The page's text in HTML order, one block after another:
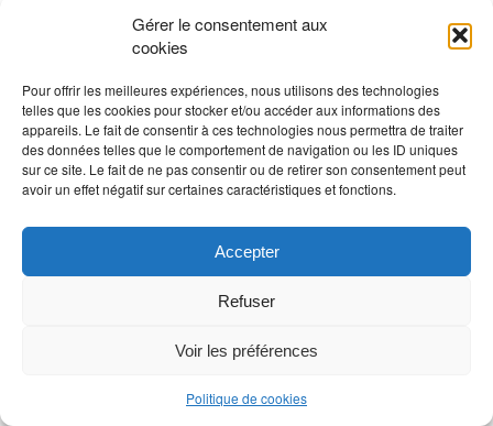
Gérer le consentement aux
cookies
Pour offrir les meilleures expériences, nous utilisons des technologies
telles que les cookies pour stocker et/ou accéder aux informations des
appareils. Le fait de consentir à ces technologies nous permettra de traiter
des données telles que le comportement de navigation ou les ID uniques
sur ce site. Le fait de ne pas consentir ou de retirer son consentement peut
avoir un effet négatif sur certaines caractéristiques et fonctions.
Accepter
Refuser
Voir les préférences
Politique de cookies
RÉPONSES
Laisser un commentaire
Rejoindre la discussion?
N’hésitez pas à contribuer !
Vous devezvous connecterpour publier un
commentaire.